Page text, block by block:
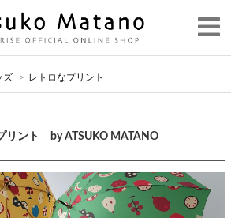
ズ > レトロなプリント
リント by ATSUKO MATANO